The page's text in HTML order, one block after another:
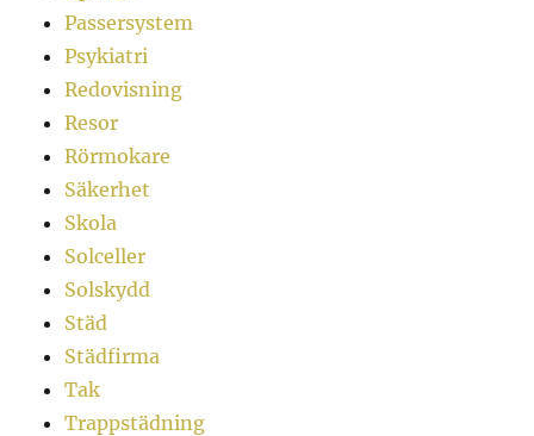
Passersystem
Psykiatri
Redovisning
Resor
Rörmokare
Säkerhet
Skola
Solceller
Solskydd
Städ
Städfirma
Tak
Trappstädning